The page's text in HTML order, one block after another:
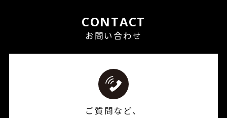
CONTACT
お問い合わせ
ご質問など、